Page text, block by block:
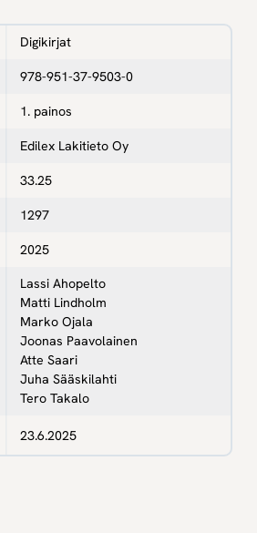
Digikirjat
978-951-37-9503-0
1. painos
Edilex Lakitieto Oy
33.25
1297
2025
Lassi Ahopelto
Matti Lindholm
Marko Ojala
Joonas Paavolainen
Atte Saari
Juha Sääskilahti
Tero Takalo
23.6.2025